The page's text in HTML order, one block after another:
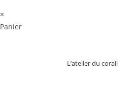
×
Panier
L’atelier du corail